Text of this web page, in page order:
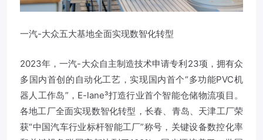
一汽-大众五大基地全面实现数智化转型
2023年，一汽-大众自主制造技术申请专利23项，拥有众
多国内首创的自动化工艺，实现国内首个“多功能PVC机
器人工作岛”，E-lane³打造行业首个智能仓储物流项目。
各地工厂全面实现数智化转型，长春、青岛、天津工厂荣
获“中国汽车行业标杆智能工厂”称号，关键设备数控化率